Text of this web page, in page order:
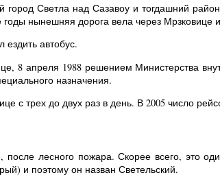
город Светла над Сазавоу и тогдашний
нынешняя дорога вела через Мрзковице
автобус.
8 апреля 1988 решением Министерства
назначения.
с трех до двух раз в день. В 2005 число
лесного пожара. Скорее всего, это
и поэтому он назван Светельский.